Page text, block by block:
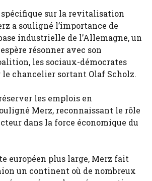
sur la revitalisation
a souligné l’importance de
industrielle de l’Allemagne, un
résonner avec son
les sociaux-démocrates
le chancelier sortant Olaf Scholz.
les emplois en
Merz, reconnaissant le rôle
dans la force économique du
européen plus large, Merz fait
un continent où de nombreux